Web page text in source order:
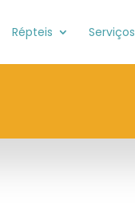
Répteis Serviços